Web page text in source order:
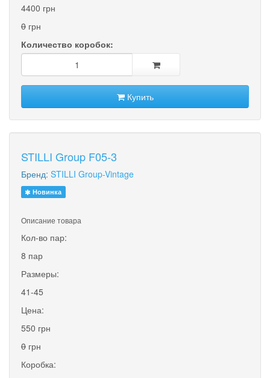
4400 грн
0 грн
Количество коробок:
Купить
STILLI Group F05-3
Бренд: STILLI Group-Vintage
Новинка
Описание товара
Кол-во пар:
8 пар
Размеры:
41-45
Цена:
550 грн
0 грн
Коробка: